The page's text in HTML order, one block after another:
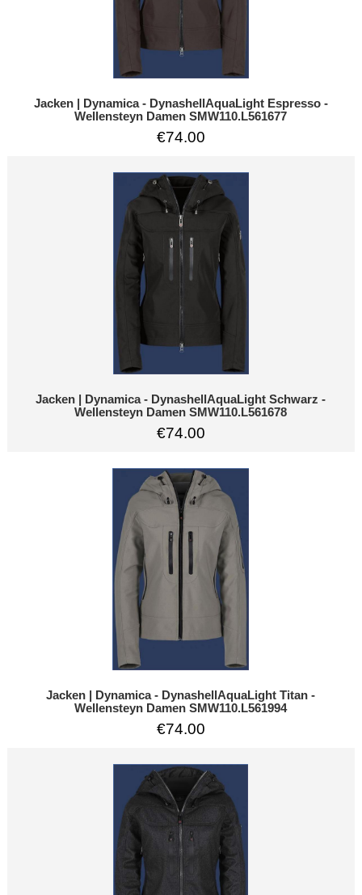
Jacken | Dynamica - DynashellAquaLight Espresso -
Wellensteyn Damen SMW110.L561677
€74.00
Jacken | Dynamica - DynashellAquaLight Schwarz -
Wellensteyn Damen SMW110.L561678
€74.00
Jacken | Dynamica - DynashellAquaLight Titan -
Wellensteyn Damen SMW110.L561994
€74.00